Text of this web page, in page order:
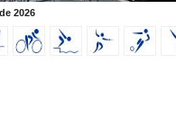
2026